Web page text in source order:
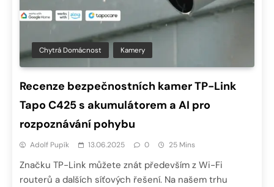
Chytrá Domácnost Kamery
Recenze bezpečnostních kamer TP-Link
Tapo C425 s akumulátorem a AI pro
rozpoznávání pohybu
Adolf Pupík 13.06.2025 0 25 Mins
Značku TP-Link můžete znát především z Wi-Fi
routerů a dalších síťových řešení. Na našem trhu